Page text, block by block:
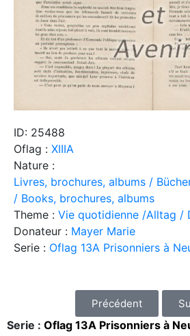
ID: 25488
Oflag : XIIIA
Nature :
Livres, brochures, albums /
/ Books, brochures, albums
Theme : Vie quotidienne /Alltag /
Donateur : Mayer Marie
Serie : Oflag 13A Prisonniers à
Précédent
Serie : Oflag 13A Prisonniers à